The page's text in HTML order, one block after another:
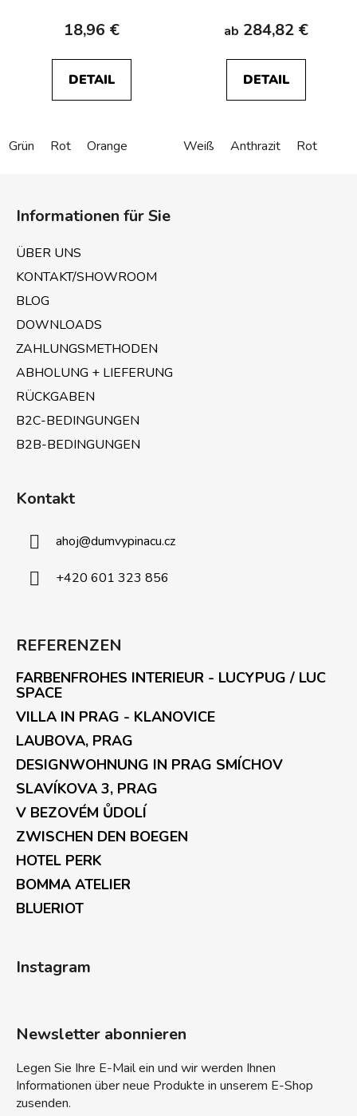
18,96 €
DETAIL
Grün Rot Orange
ab 284,82 €
DETAIL
Weiß Anthrazit Rot
Informationen für Sie
ÜBER UNS
KONTAKT/SHOWROOM
BLOG
DOWNLOADS
ZAHLUNGSMETHODEN
ABHOLUNG + LIEFERUNG
RÜCKGABEN
B2C-BEDINGUNGEN
B2B-BEDINGUNGEN
Kontakt
ahoj@dumvypinacu.cz
+420 601 323 856
REFERENZEN
FARBENFROHES INTERIEUR - LUCYPUG / LUC
SPACE
VILLA IN PRAG - KLANOVICE
LAUBOVA, PRAG
DESIGNWOHNUNG IN PRAG SMÍCHOV
SLAVÍKOVA 3, PRAG
V BEZOVÉM ŮDOLÍ
ZWISCHEN DEN BOEGEN
HOTEL PERK
BOMMA ATELIER
BLUERIOT
Instagram
Newsletter abonnieren
Legen Sie Ihre E-Mail ein und wir werden Ihnen
Informationen über neue Produkte in unserem E-Shop
zusenden.